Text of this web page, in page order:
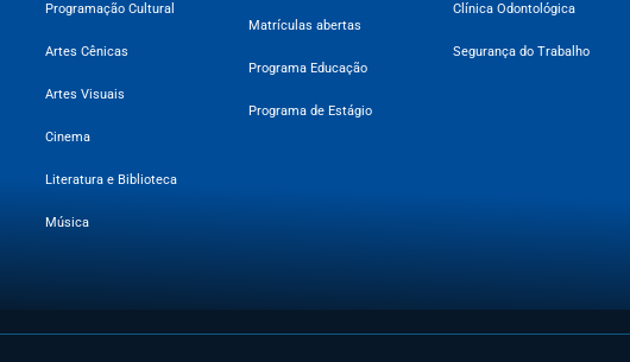
Programação Cultural
Artes Cênicas
Artes Visuais
Cinema
Literatura e Biblioteca
Música
Matrículas abertas
Programa Educação
Programa de Estágio
Clínica Odontológica
Segurança do Trabalho